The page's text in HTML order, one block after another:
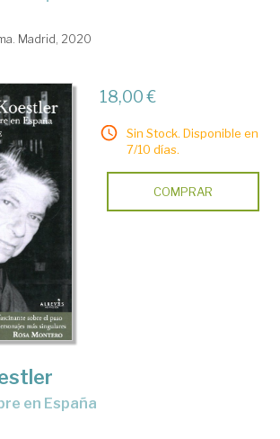
Madrid, 2020
18,00 €
Sin Stock. Disponible en
7/10 días.
COMPRAR
en España